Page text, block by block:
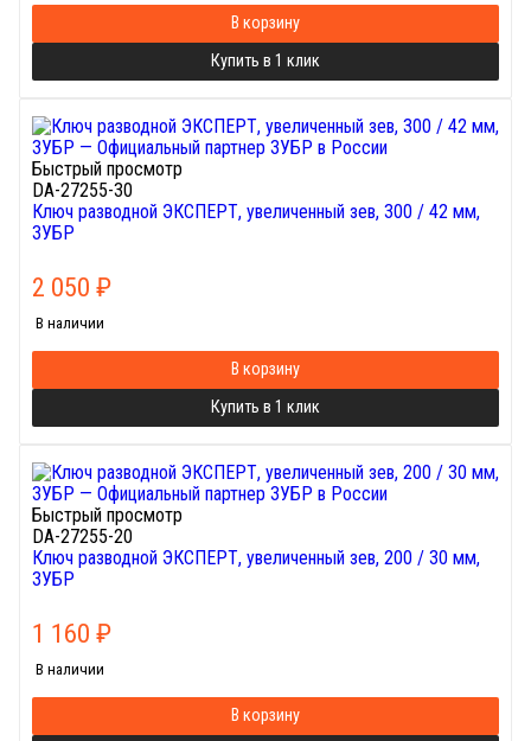
В корзину
Купить в 1 клик
Быстрый просмотр
DA-27255-30
Ключ разводной ЭКСПЕРТ, увеличенный зев, 300 / 42 мм,
ЗУБР
2 050 ₽
В наличии
В корзину
Купить в 1 клик
Быстрый просмотр
DA-27255-20
Ключ разводной ЭКСПЕРТ, увеличенный зев, 200 / 30 мм,
ЗУБР
1 160 ₽
В наличии
В корзину